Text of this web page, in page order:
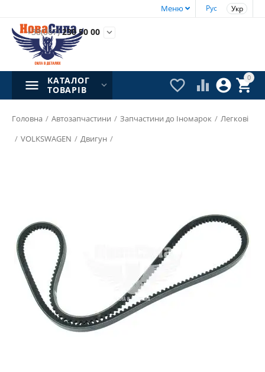
Рус Укр
Меню
+38(067)230 50 00 
0


 
КАТАЛОГ
ТОВАРІВ
Головна / Автозапчастини / Запчастини до Іномарок / Легкові
/ VOLKSWAGEN / Двигун /